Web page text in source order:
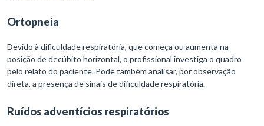
Ortopneia
Devido à dificuldade respiratória, que começa ou aumenta na
posição de decúbito horizontal, o profissional investiga o quadro
pelo relato do paciente. Pode também analisar, por observação
direta, a presença de sinais de dificuldade respiratória.
Ruídos adventícios respiratórios